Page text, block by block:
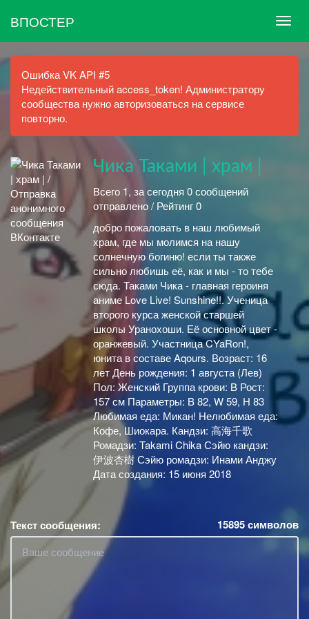
ВПОСТЕР
Ошибка VK API #5
Недействительный access_token! Администратору
сообщества нужно авторизоваться на сервисе
повторно.
Чика Таками | храм |
Всего 1, за сегодня 0 сообщений
отправлено / Рейтинг 0
добро пожаловать в наш любимый
храм, где мы молимся на нашу
солнечную богиню! если ты также
сильно любишь её, как и мы - то тебе
сюда. Таками Чика - главная героиня
аниме Love Live! Sunshine!!. Ученица
второго курса женской старшей
школы Уранохоши. Её основной цвет -
оранжевый. Участница CYaRon!,
юнита в составе Aqours. Возраст: 16
лет День рождения: 1 августа (Лев)
Пол: Женский Группа крови: B Рост:
157 см Параметры: B 82, W 59, H 83
Любимая еда: Микан! Нелюбимая еда:
Кофе, Шиокара. Кандзи: 高海千歌
Ромадзи: Takami Chika Сэйю кандзи:
伊波杏樹 Сэйю ромадзи: Инами Анджу
Дата создания: 15 июня 2018
Текст сообщения: 15895символов